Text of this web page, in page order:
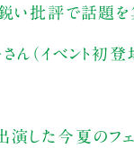
鋭い批評で話題を
（イベント初登場
演した今夏のフ